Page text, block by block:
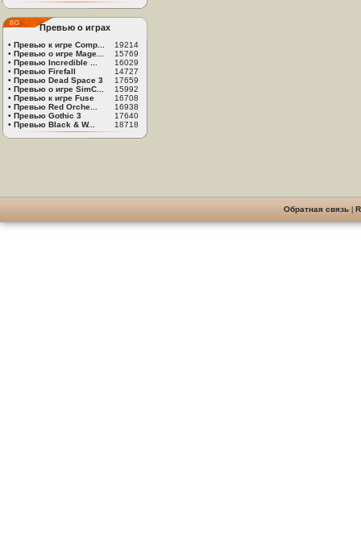
Превью о играх
• Превью к игре Comp...
19214
• Превью о игре Mage...
15769
• Превью Incredible ...
16029
• Превью Firefall
14727
• Превью Dead Space 3
17659
• Превью о игре SimC...
15992
• Превью к игре Fuse
16708
• Превью Red Orche...
16938
• Превью Gothic 3
17640
• Превью Black & W... 18718
Обратная связь